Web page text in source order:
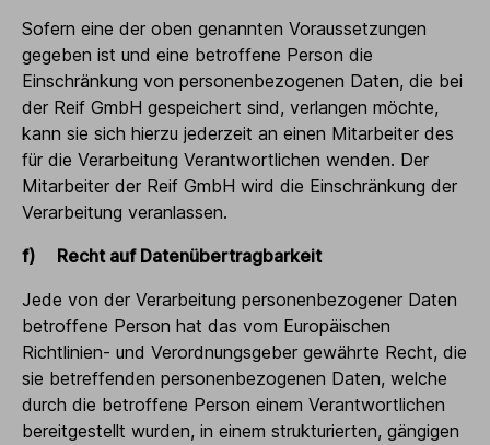
Sofern eine der oben genannten Voraussetzungen
gegeben ist und eine betroffene Person die
Einschränkung von personenbezogenen Daten, die bei
der Reif GmbH gespeichert sind, verlangen möchte,
kann sie sich hierzu jederzeit an einen Mitarbeiter des
für die Verarbeitung Verantwortlichen wenden. Der
Mitarbeiter der Reif GmbH wird die Einschränkung der
Verarbeitung veranlassen.
f) Recht auf Datenübertragbarkeit
Jede von der Verarbeitung personenbezogener Daten
betroffene Person hat das vom Europäischen
Richtlinien- und Verordnungsgeber gewährte Recht, die
sie betreffenden personenbezogenen Daten, welche
durch die betroffene Person einem Verantwortlichen
bereitgestellt wurden, in einem strukturierten, gängigen